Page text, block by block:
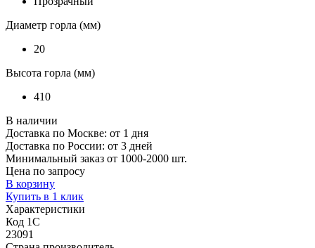
Диаметр горла (мм)
20
Высота горла (мм)
410
В наличии
Доставка по Москве: от 1 дня
Доставка по России: от 3 дней
Минимальный заказ от 1000-2000 шт.
Цена по запросу
В корзину
Купить в 1 клик
Характеристики
Код 1С
23091